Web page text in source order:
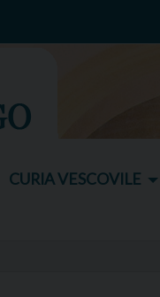
CURIA VESCOVILE